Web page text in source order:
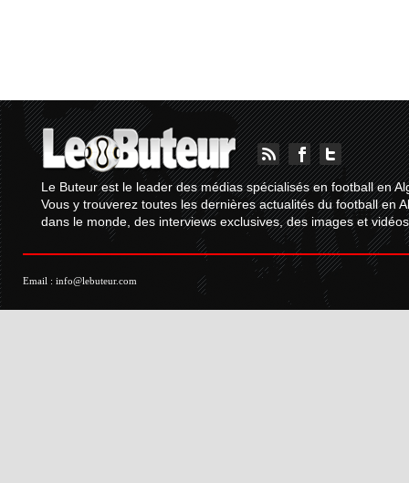
Le Buteur est le leader des médias spécialisés en football en
Vous y trouverez toutes les dernières actualités du football en
dans le monde, des interviews exclusives, des images et
Email : info@lebuteur.com